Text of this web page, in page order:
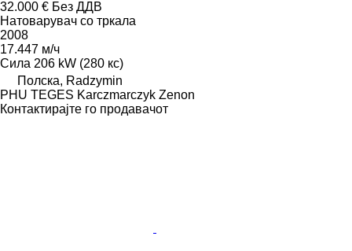
32.000 € Без ДДВ
Натоварувач со тркала
2008
17.447 м/ч
Сила 206 kW (280 кс)
Полска, Radzymin
PHU TEGES Karczmarczyk Zenon
Контактирајте го продавачот